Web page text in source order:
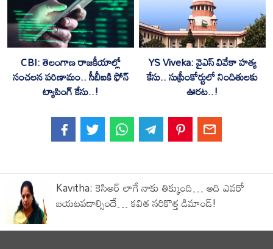
CBI: తెలంగాణ రాజకీయాల్లో
సంచలన పరిణామం.. సీబీఐకి ఫోన్
ట్యాపింగ్ కేసు..!
YS Viveka: వైఎస్ వివేకా హత్య
కేసు.. సుప్రీంకోర్టులో నిందితులకు
ఊరట..!
Kavitha: కెసిఆర్ లాగే నాకు తిక్కుంది… అది ఎవరో
బయటపడాల్సిందే… కవిత సరికొత్త డిమాండ్!